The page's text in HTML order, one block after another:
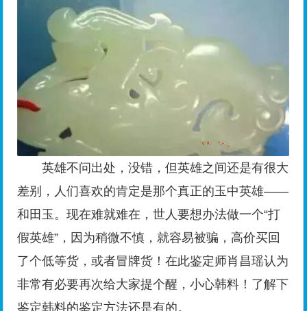
英雄不问出处，没错，但英雄之间还是有很大
差别，人们喜欢的肯定是那个真正的玉中英雄——
和田玉。现在难就难在，世人要想办法做一个“打
假英雄”，因为稍微不慎，就容易被骗，高价买回
了个低等货，或者冒牌货！在此鉴定师肖昌瑶认为
非常有必要再次给大家提个醒，小心韩料！了解下
鉴定韩料的鉴定方法还是有的。